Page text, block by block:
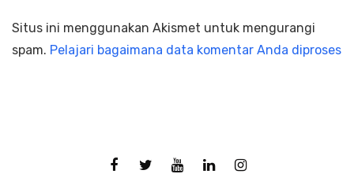
Situs ini menggunakan Akismet untuk mengurangi
spam. Pelajari bagaimana data komentar Anda diproses